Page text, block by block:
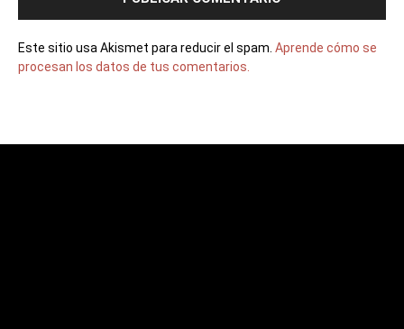
Este sitio usa Akismet para reducir el spam. Aprende cómo se
procesan los datos de tus comentarios.